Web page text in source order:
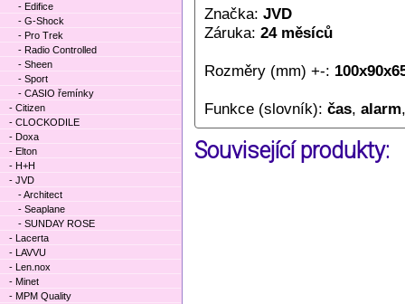
Značka: JVD
Záruka: 24 měsíců
Rozměry (mm) +-:
Funkce (slovník): čas, alarm
Související produkty:
- Edifice
- G-Shock
- Pro Trek
- Radio Controlled
- Sheen
- Sport
- CASIO řemínky
- Citizen
- CLOCKODILE
- Doxa
- Elton
- H+H
- JVD
- Architect
- Seaplane
- SUNDAY ROSE
- Lacerta
- LAVVU
- Len.nox
- Minet
- MPM Quality